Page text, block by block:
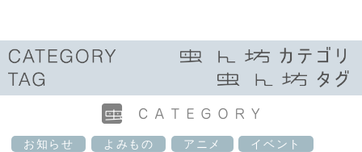
お知らせ よみもの アニメ
イベント